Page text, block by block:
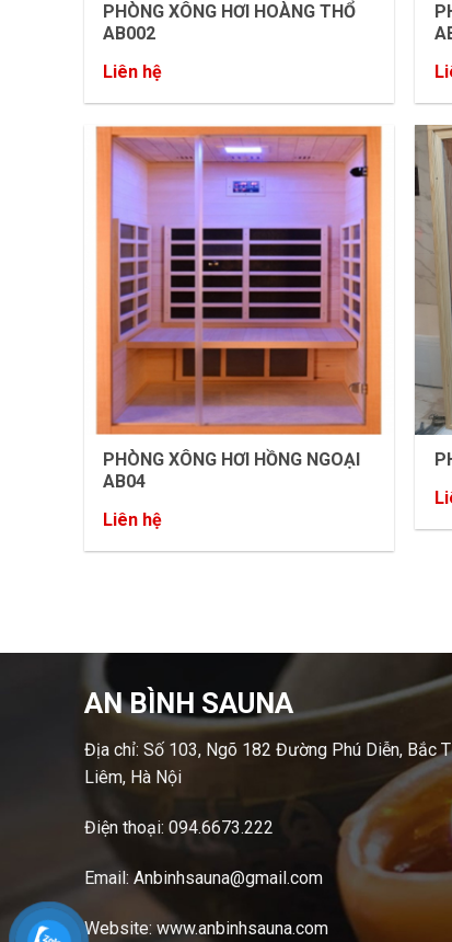
PHÒNG XÔNG HƠI HOÀNG THỔ
AB002
Liên hệ
PHÒNG XÔNG HƠI HỒNG NGOẠI
AB04
Liên hệ
AN BÌNH SAUNA
Địa chỉ: Số 103, Ngõ 182 Đường Phú Diễn, Bắc
Liêm, Hà Nội
Điện thoại: 094.6673.222
Email: Anbinhsauna@gmail.com
Website: www.anbinhsauna.com